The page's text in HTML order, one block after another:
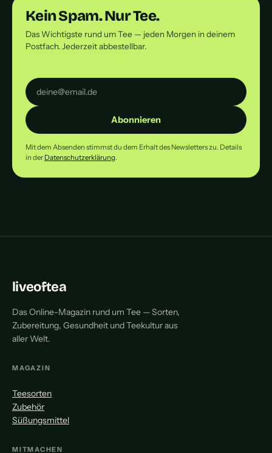
Kein Spam. Nur Tee.
Das Wichtigste rund um Tee — jeden Morgen in deinem
Postfach. Jederzeit abbestellbar.
Abonnieren
Mit dem Absenden stimmst du dem Erhalt des Newsletters zu. Details
in der Datenschutzerklärung.
liveoftea
Das Online-Magazin rund um Tee — Sorten,
Zubereitung, Gesundheit und Teekultur aus
aller Welt.
MAGAZIN
Teesorten
Zubehör
Süßungsmittel
MITMACHEN